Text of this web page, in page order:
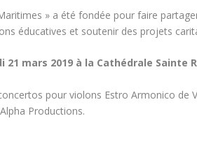
» a été fondée pour faire
éducatives et soutenir des projets
mars 2019 à la Cathédrale Sainte
pour violons Estro Armonico de
Productions.